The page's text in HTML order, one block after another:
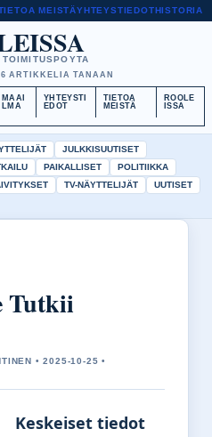
MEISTÄYHTEYSTIEDOTHISTORIA
ARTIKKELIA TANAAN
MAAI
LMA
YHTEYSTI
EDOT
TIETOA
MEISTÄ
ROOLE
ISSA
JULKKISUUTISET
PAIKALLISET
POLITIIKKA
TV-NÄYTTELIJÄT
UUTISET
Tutkii
• 2025-10-25 •
Keskeiset tiedot